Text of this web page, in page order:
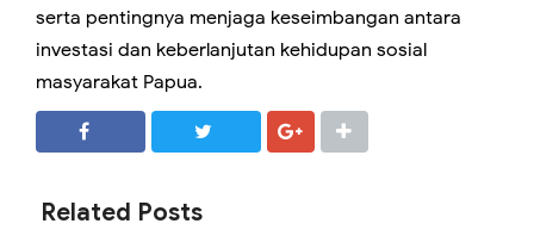
serta pentingnya menjaga keseimbangan antara
investasi dan keberlanjutan kehidupan sosial
masyarakat Papua.
Related Posts